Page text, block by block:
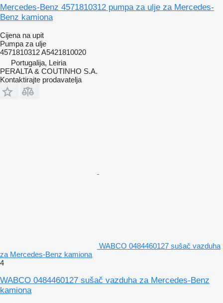
Mercedes-Benz 4571810312 pumpa za ulje za Mercedes-
Benz kamiona
Cijena na upit
Pumpa za ulje
4571810312 A5421810020
Portugalija, Leiria
PERALTA & COUTINHO S.A.
Kontaktirajte prodavatelja
WABCO 0484460127 sušač vazduha
za Mercedes-Benz kamiona
4
WABCO 0484460127 sušač vazduha za Mercedes-Benz
kamiona